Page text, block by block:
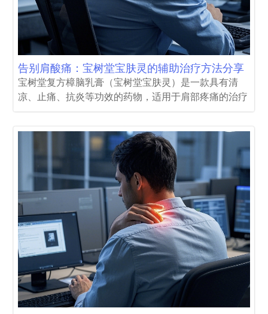
告别肩酸痛：宝树堂宝肤灵的辅助治疗方法分享
宝树堂复方樟脑乳膏（宝树堂宝肤灵）是一款具有清
凉、止痛、抗炎等功效的药物，适用于肩部疼痛的治疗